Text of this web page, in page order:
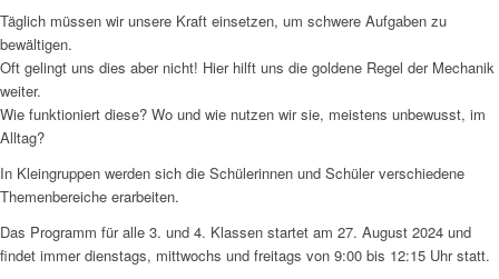
Täglich müssen wir unsere Kraft einsetzen, um schwere Aufgaben zu
bewältigen.
Oft gelingt uns dies aber nicht! Hier hilft uns die goldene Regel der Mechanik
weiter.
Wie funktioniert diese? Wo und wie nutzen wir sie, meistens unbewusst, im
Alltag?
In Kleingruppen werden sich die Schülerinnen und Schüler verschiedene
Themenbereiche erarbeiten.
Das Programm für alle 3. und 4. Klassen startet am 27. August 2024 und
findet immer dienstags, mittwochs und freitags von 9:00 bis 12:15 Uhr statt.